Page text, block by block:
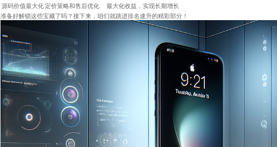
源码价值最大化定价策略和售后优化
最大化收益，实现长期增长
准备好解锁这些宝藏了吗？接下来，咱们就跳进排名速升的精彩部分！